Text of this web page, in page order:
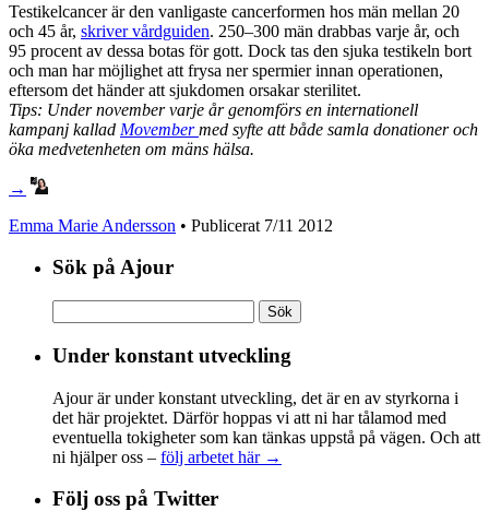
Testikelcancer är den vanligaste cancerformen hos män mellan 20
och 45 år, skriver vårdguiden. 250–300 män drabbas varje år, och
95 procent av dessa botas för gott. Dock tas den sjuka testikeln bort
och man har möjlighet att frysa ner spermier innan operationen,
eftersom det händer att sjukdomen orsakar sterilitet.
Tips: Under november varje år genomförs en internationell
kampanj kallad Movembermed syfte att både samla donationer och
öka medvetenheten om mäns hälsa.
→
Emma Marie Andersson • Publicerat 7/11 2012
Sök på Ajour
efter:
Under konstant utveckling
Ajour är under konstant utveckling, det är en av styrkorna i
det här projektet. Därför hoppas vi att ni har tålamod med
eventuella tokigheter som kan tänkas uppstå på vägen. Och att
ni hjälper oss – följ arbetet här →
Följ oss på Twitter